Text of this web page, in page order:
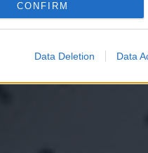
CONFIRM
Data Deletion Data